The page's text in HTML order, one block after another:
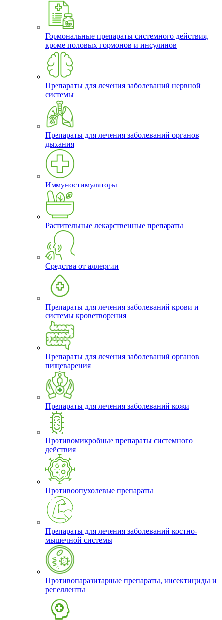
Гормональные препараты системного действия,
кроме половых гормонов и инсулинов
Препараты для лечения заболеваний нервной
системы
Препараты для лечения заболеваний органов
дыхания
Иммуностимуляторы
Растительные лекарственные препараты
Средства от аллергии
Препараты для лечения заболеваний крови и
системы кроветворения
Препараты для лечения заболеваний органов
пищеварения
Препараты для лечения заболеваний кожи
Противомикробные препараты системного
действия
Противоопухолевые препараты
Препараты для лечения заболеваний костно-
мышечной системы
Противопаразитарные препараты, инсектициды и
репелленты